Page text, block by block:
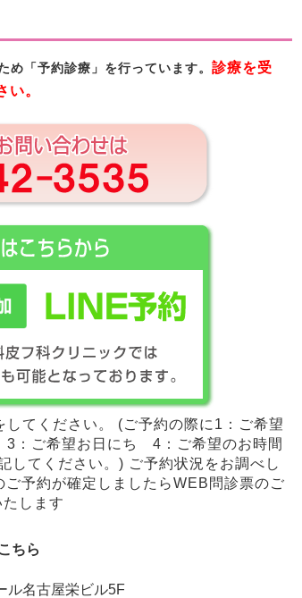
「予約診療」を行っています。 診療を受
い。
てください。 (ご予約の際に1：ご希望
：ご希望お日にち 4：ご希望のお時間
てください。) ご予約状況をお調べし
予約が確定しましたらWEB問診票のご
します
ちら
ル名古屋栄ビル5F